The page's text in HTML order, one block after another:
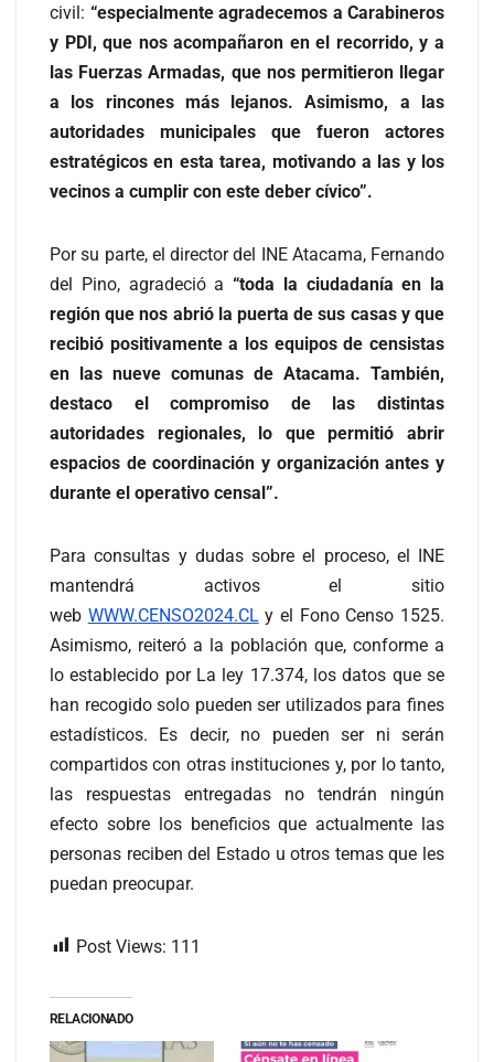
civil: “especialmente agradecemos a Carabineros
y PDI, que nos acompañaron en el recorrido, y a
las Fuerzas Armadas, que nos permitieron llegar
a los rincones más lejanos. Asimismo, a las
autoridades municipales que fueron actores
estratégicos en esta tarea, motivando a las y los
vecinos a cumplir con este deber cívico”.
Por su parte, el director del INE Atacama, Fernando
del Pino, agradeció a “toda la ciudadanía en la
región que nos abrió la puerta de sus casas y que
recibió positivamente a los equipos de censistas
en las nueve comunas de Atacama. También,
destaco el compromiso de las distintas
autoridades regionales, lo que permitió abrir
espacios de coordinación y organización antes y
durante el operativo censal”.
Para consultas y dudas sobre el proceso, el INE
mantendrá activos el sitio
web WWW.CENSO2024.CL y el Fono Censo 1525.
Asimismo, reiteró a la población que, conforme a
lo establecido por La ley 17.374, los datos que se
han recogido solo pueden ser utilizados para fines
estadísticos. Es decir, no pueden ser ni serán
compartidos con otras instituciones y, por lo tanto,
las respuestas entregadas no tendrán ningún
efecto sobre los beneficios que actualmente las
personas reciben del Estado u otros temas que les
puedan preocupar.
Post Views: 111
RELACIONADO